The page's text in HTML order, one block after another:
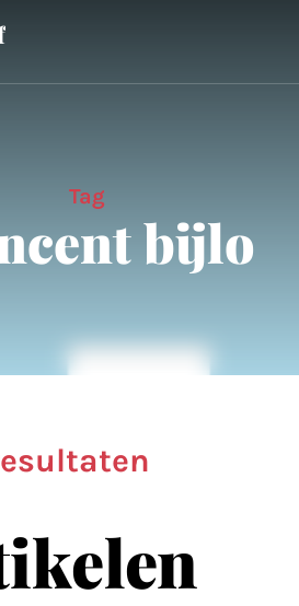
Tag
bijlo